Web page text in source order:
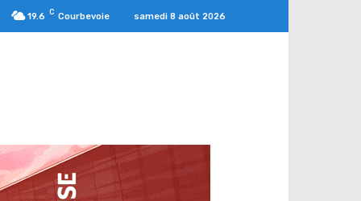
19.6 C Courbevoie samedi 8 août 2026